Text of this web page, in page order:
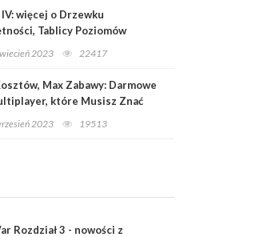
więcej o Drzewku
Tablicy Poziomów
2023 22417
Max Zabawy: Darmowe
które Musisz Znać
2023 19513
Rozdział 3 - nowości z